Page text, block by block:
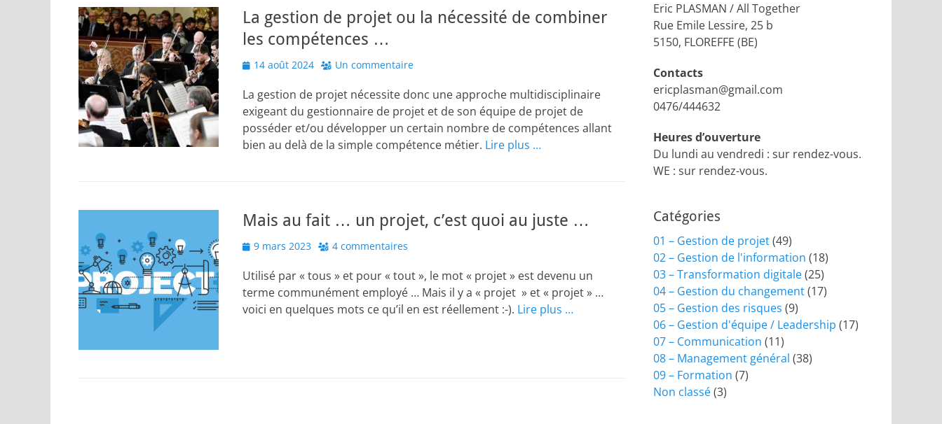
La gestion de projet ou la nécessité de combiner
les compétences …
Posted
14 août 2024 Un commentaire
La gestion de projet nécessite donc une approche multidisciplinaire
exigeant du gestionnaire de projet et de son équipe de projet de
posséder et/ou développer un certain nombre de compétences allant
bien au delà de la simple compétence métier. Lire plus …
Mais au fait … un projet, c’est quoi au juste …
Posted
9 mars 2023 4 commentaires
Utilisé par « tous » et pour « tout », le mot « projet » est devenu un
terme communément employé … Mais il y a « projet » et « projet » …
voici en quelques mots ce qu’il en est réellement :-). Lire plus …
Eric PLASMAN / All Together
Rue Emile Lessire, 25 b
5150, FLOREFFE (BE)
Contacts
ericplasman@gmail.com
0476/444632
Heures d’ouverture
Du lundi au vendredi : sur rendez-vous.
WE : sur rendez-vous.
Catégories
01 – Gestion de projet(49)
02 – Gestion de l'information (18)
03 – Transformation digitale(25)
04 – Gestion du changement(17)
05 – Gestion des risques (9)
06 – Gestion d'équipe / Leadership (17)
07 – Communication (11)
08 – Management général (38)
09 – Formation (7)
Non classé(3)